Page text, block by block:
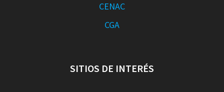
CENAC
CGA
SITIOS DE INTERÉS